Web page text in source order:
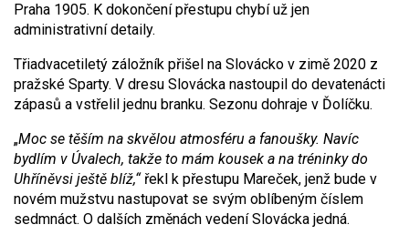
Praha 1905. K dokončení přestupu chybí už jen
administrativní detaily.
Třiadvacetiletý záložník přišel na Slovácko v zimě 2020 z
pražské Sparty. V dresu Slovácka nastoupil do devatenácti
zápasů a vstřelil jednu branku. Sezonu dohraje v Ďolíčku.
„Moc se těším na skvělou atmosféru a fanoušky. Navíc
bydlím v Úvalech, takže to mám kousek a na tréninky do
Uhříněvsi ještě blíž,“řekl k přestupu Mareček, jenž bude v
novém mužstvu nastupovat se svým oblíbeným číslem
sedmnáct. O dalších změnách vedení Slovácka jedná.